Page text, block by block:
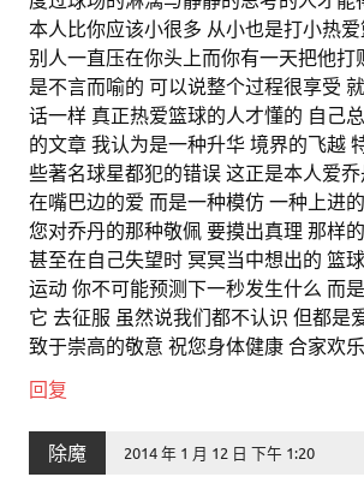
本人比你应该小很多 从小也是打小热
别人一直压在你头上而你有一天把他打
是不言而喻的 可以说整个过程很享受
话一样 真正热爱篮球的人才懂的 自己
的文章 我认为是一种升华 境界的飞越
些著名球星都犯的错误 这正是本人爱
在嘴巴边的爱 而是一种模仿 一种上进
您对乔丹的那种敬佩 要摸出真理 那样
甚至在自己失望时 冥冥当中想出的 篮
运动 你不可能预测下一秒发生什么 而
它 去征服 虽然说我们都不认识 但都是
致于崇高的敬意 祝您身体健康 合家欢
回复
除魔 2014 年 1 月 12 日 下午 1:20